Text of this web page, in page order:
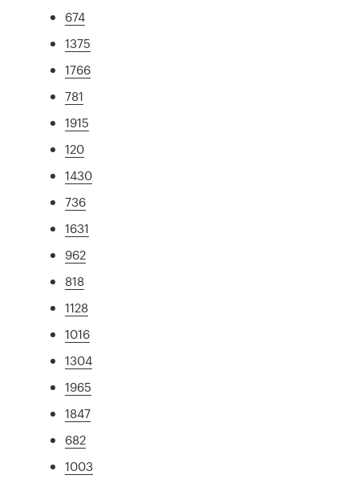
674
1375
1766
781
1915
120
1430
736
1631
962
818
1128
1016
1304
1965
1847
682
1003